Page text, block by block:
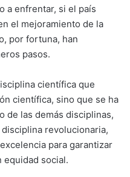
a enfrentar, si el país
el mejoramiento de la
por fortuna, han
pasos.
científica que
científica, sino que se ha
de las demás disciplinas,
revolucionaria,
para garantizar
social.